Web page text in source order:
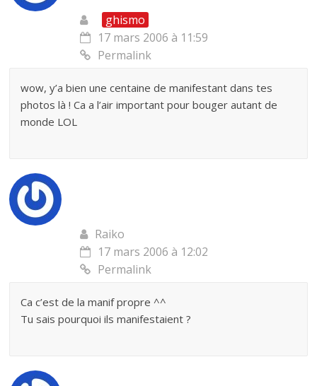
ghismo
17 mars 2006 à 11:59
Permalink
wow, y’a bien une centaine de manifestant dans tes
photos là ! Ca a l’air important pour bouger autant de
monde LOL
Raiko
17 mars 2006 à 12:02
Permalink
Ca c’est de la manif propre ^^
Tu sais pourquoi ils manifestaient ?